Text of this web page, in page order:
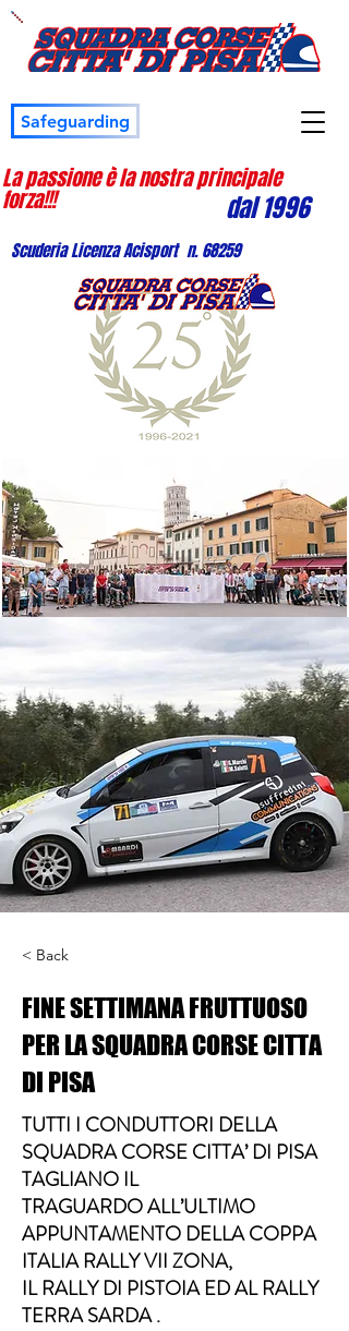
Safeguarding
La passione è la nostra principale
forza!!! dal 1996
Scuderia Licenza Acisport n. 68259
< Back
FINE SETTIMANA FRUTTUOSO
PER LA SQUADRA CORSE CITTA
DI PISA
TUTTI I CONDUTTORI DELLA
SQUADRA CORSE CITTA’ DI PISA
TAGLIANO IL
TRAGUARDO ALL’ULTIMO
APPUNTAMENTO DELLA COPPA
ITALIA RALLY VII ZONA,
IL RALLY DI PISTOIA ED AL RALLY
TERRA SARDA .